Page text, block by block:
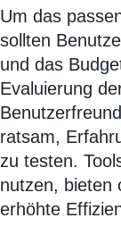
Um das
sollten
und das
Evaluierung
ratsam,
zu testen.
nutzen, bieten
erhöhte